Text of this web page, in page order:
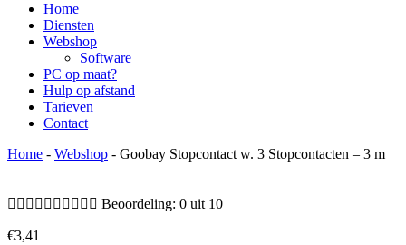
Home
Diensten
Webshop
Software
PC op maat?
Hulp op afstand
Tarieven
Contact
Home - Webshop - Goobay Stopcontact w. 3 Stopcontacten – 3 m
          Beoordeling: 0 uit 10
€3,41